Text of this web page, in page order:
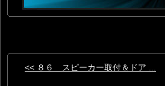
<< ８６ スピーカー取付＆ドア ...